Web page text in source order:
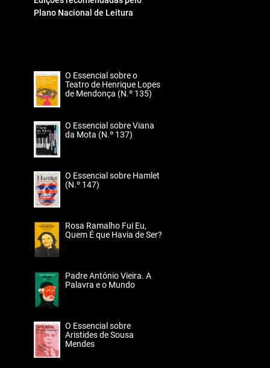
Plano Nacional de Leitura
O Essencial sobre o
Teatro de Henrique Lopes
de Mendonça (N.º 135)
O Essencial sobre Viana
da Mota (N.º 137)
O Essencial sobre Hamlet
(N.º 147)
Rosa Ramalho Fui Eu,
Quem É que Havia de Ser?
Padre António Vieira. A
Palavra e o Mundo
O Essencial sobre
Aristides de Sousa
Mendes